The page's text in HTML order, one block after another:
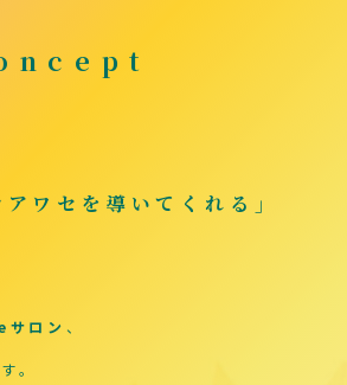
アワセを導いてくれる」
ロン 、
。